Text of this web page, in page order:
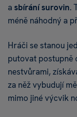
a sbírání surovin.
méně náhodný a
Hráči se stanou
putovat postupně
nestvůrami,
za něž vybudují
mimo jiné výcvik